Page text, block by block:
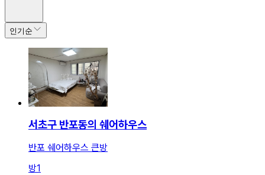
인기순
서초구 반포동의 쉐어하우스
반포 쉐어하우스 큰방
방1